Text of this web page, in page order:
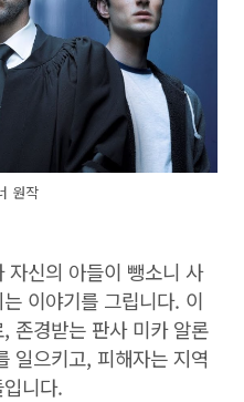
원작
자신의 아들이 뺑소니 사
이야기를 그립니다. 이
존경받는 판사 미카 알론
일으키고, 피해자는 지역
니다.